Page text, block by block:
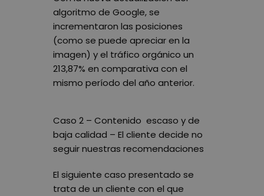
algoritmo de Google, se
incrementaron las posiciones
(como se puede apreciar en la
imagen) y el tráfico orgánico un
213,87% en comparativa con el
mismo período del año anterior.
Caso 2 – Contenido escaso y de
baja calidad – El cliente decide no
seguir nuestras recomendaciones
El siguiente caso presentado se
trata de un cliente con el que